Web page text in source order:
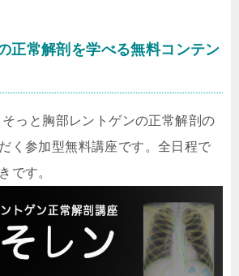
正常解剖を学べる無料コンテン
っと胸部レントゲンの正常解剖の
く参加型無料講座です。全日程で
です。